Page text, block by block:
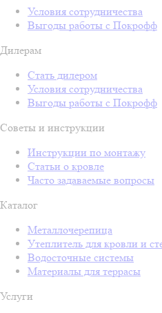
Условия сотрудничества
Выгоды работы с Покрофф
Дилерам
Стать дилером
Условия сотрудничества
Выгоды работы с Покрофф
Советы и инструкции
Инструкции по монтажу
Статьи о кровле
Часто задаваемые вопросы
Каталог
Металлочерепица
Утеплитель для кровли и
Водосточные системы
Материалы для террасы
Услуги